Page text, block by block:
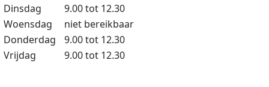
Dinsdag
9.00 tot 12.30
Woensdag
niet bereikbaar
Donderdag
9.00 tot 12.30
Vrijdag
9.00 tot 12.30